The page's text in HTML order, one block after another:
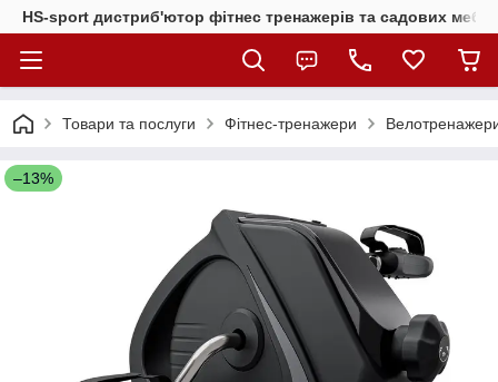
HS-sport дистриб'ютор фітнес тренажерів та садових
Товари та послуги Фітнес-тренажери
–13%